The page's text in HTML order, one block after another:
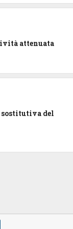
attenuata
del